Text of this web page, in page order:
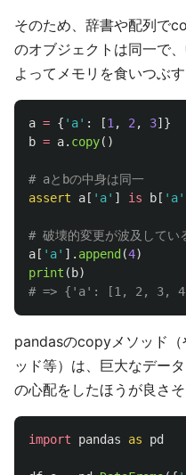
そのため、辞書や配列で
のオブジェクトは同一で
よってメモリを食いつぶ
a = { ' a' : [1 , 2 , 3]}
b = a. copy()
assert
a [ ' a' ] is b [ ' a'
a [ ' a' ]. append (4)
print ( b)
pandasのcopyメソッド
ッド等）は、巨大なデー
の心配をしたほうが良さそ
import pandas as pd